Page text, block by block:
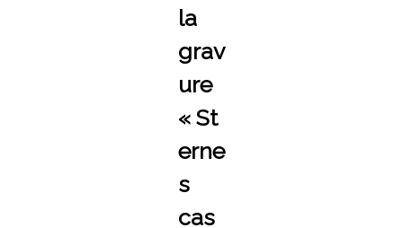
la
grav
ure
« St
erne
s
cas